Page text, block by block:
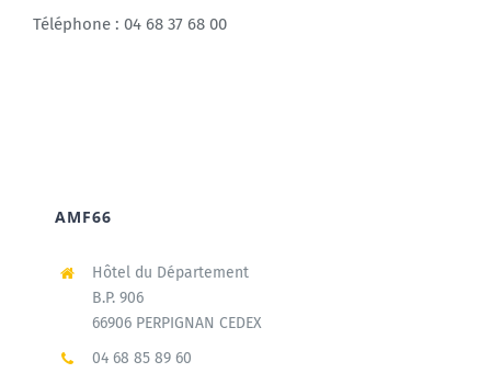
Téléphone : 04 68 37 68 00
AMF66
Hôtel du Département
B.P. 906
66906 PERPIGNAN CEDEX
04 68 85 89 60